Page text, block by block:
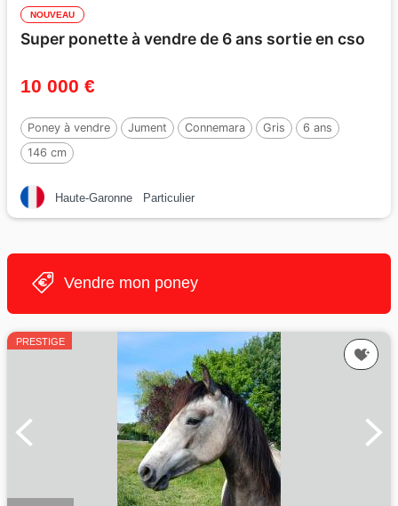
NOUVEAU
Super ponette à vendre de 6 ans sortie en cso
10 000 €
Poney à vendre Jument Connemara Gris
6 ans
146 cm
Haute-Garonne Particulier
Vendre mon poney
PRESTIGE